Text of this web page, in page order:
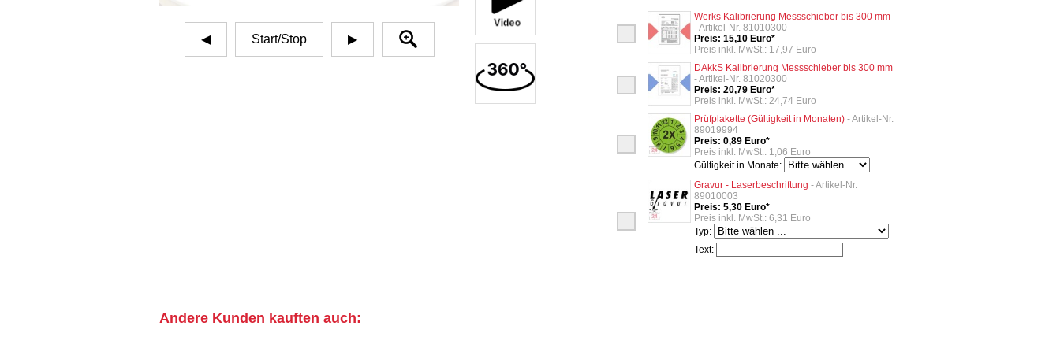
◀ Start/Stop ▶
Werks Kalibrierung Messschieber bis 300 mm
- Artikel-Nr. 81010300
Preis: 15,10 Euro*
Preis inkl. MwSt.: 17,97 Euro
DAkkS Kalibrierung Messschieber bis 300 mm
- Artikel-Nr. 81020300
Preis: 20,79 Euro*
Preis inkl. MwSt.: 24,74 Euro
Prüfplakette (Gültigkeit in Monaten) - Artikel-Nr.
89019994
Preis: 0,89 Euro*
Preis inkl. MwSt.: 1,06 Euro
Gültigkeit in Monate:
Gravur - Laserbeschriftung - Artikel-Nr.
89010003
Preis: 5,30 Euro*
Preis inkl. MwSt.: 6,31 Euro
Typ:
Text:
Andere Kunden kauften auch: